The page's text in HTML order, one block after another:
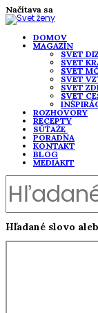
Načítava sa
DOMOV
MAGAZÍN
SVET
SVET
SVET
SVET
SVET
SVET
ROZHOVORY
RECEPTY
SÚŤAŽE
PORADŇA
KONTAKT
BLOG
MEDIAKIT
Hľadané slovo